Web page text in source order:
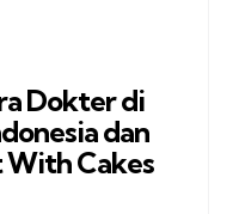
Dokter di
dan
With Cakes